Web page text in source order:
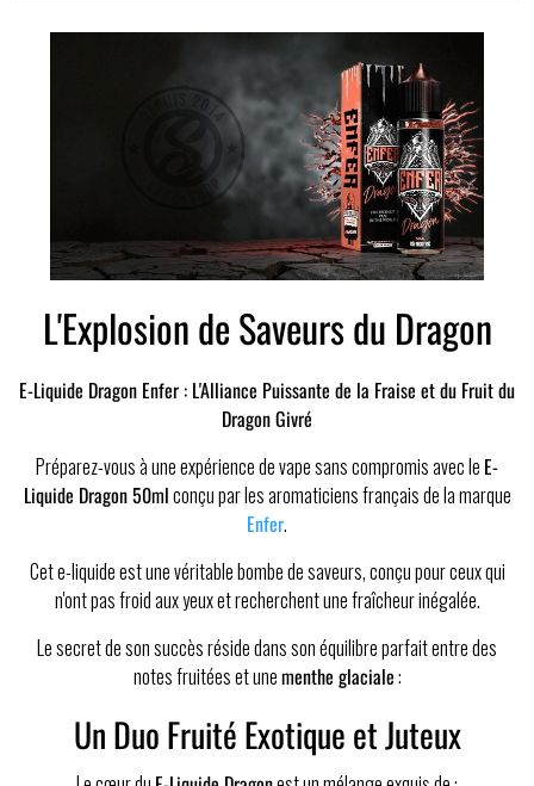
L'Explosion de Saveurs du Dragon
E-Liquide Dragon Enfer : L'Alliance Puissante de la Fraise et du Fruit du
Dragon Givré
Préparez-vous à une expérience de vape sans compromis avec le E-
Liquide Dragon 50mlconçu par les aromaticiens français de la marque
Enfer.
Cet e-liquide est une véritable bombe de saveurs, conçu pour ceux qui
n'ont pas froid aux yeux et recherchent une fraîcheur inégalée.
Le secret de son succès réside dans son équilibre parfait entre des
notes fruitées et unementhe glaciale:
Un Duo Fruité Exotique et Juteux